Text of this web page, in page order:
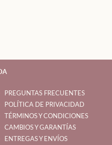
PREGUNTAS FRECUENTES
POLÍTICA DE PRIVACIDAD
TÉRMINOS Y CONDICIONES
CAMBIOS Y GARANTÍAS
ENTREGAS Y ENVÍOS